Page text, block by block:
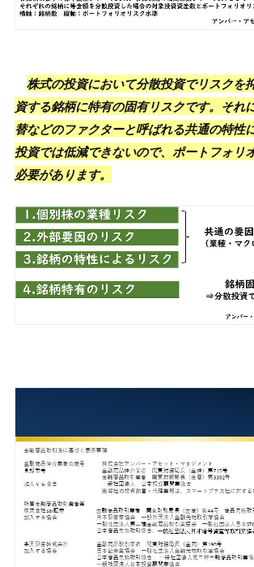
株式の投資において分散投資でリスクを
資する銘柄に特有の固有リスクです。それ
替などのファクターと呼ばれる共通の特性
投資では低減できないので、ポートフォリ
必要があります。